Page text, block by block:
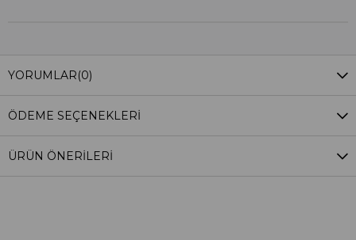
YORUMLAR(0)
ÖDEME SEÇENEKLERI
ÜRÜN ÖNERILERI